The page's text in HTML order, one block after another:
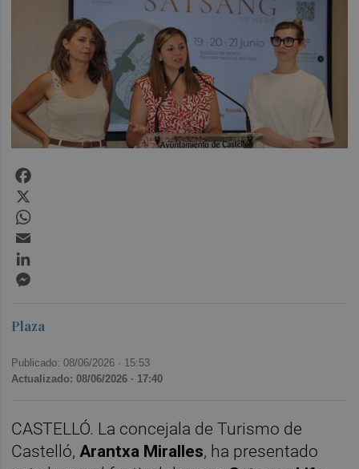
Plaza
Publicado: 08/06/2026 · 15:53
Actualizado: 08/06/2026 · 17:40
CASTELLÓ. La concejala de Turismo de
Castelló,Arantxa Miralles, ha presentado